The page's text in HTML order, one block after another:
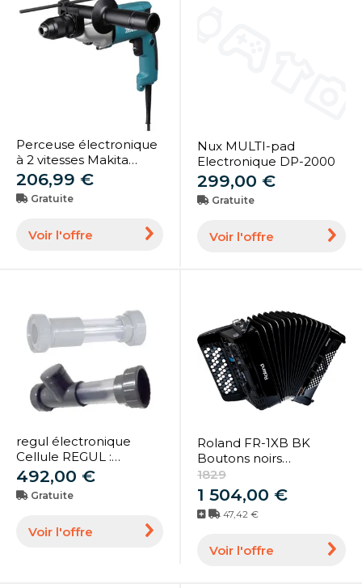
Perceuse électronique
à 2 vitesses Makita
DP4011J (DP4011J)
206,99 €
Gratuite
Voir l'offre
Nux MULTI-pad
Electronique DP-2000
299,00 €
Gratuite
Voir l'offre
regul électronique
Cellule REGUL :
GÉNÉRATION I - Micro
CR16 - 7 plaques
148x43,6mm
492,00 €
Gratuite
Voir l'offre
Roland FR-1XB BK
Boutons noirs
d'accordéon
électronique USB
1829
1 504,00 €
47,42 €
Voir l'offre